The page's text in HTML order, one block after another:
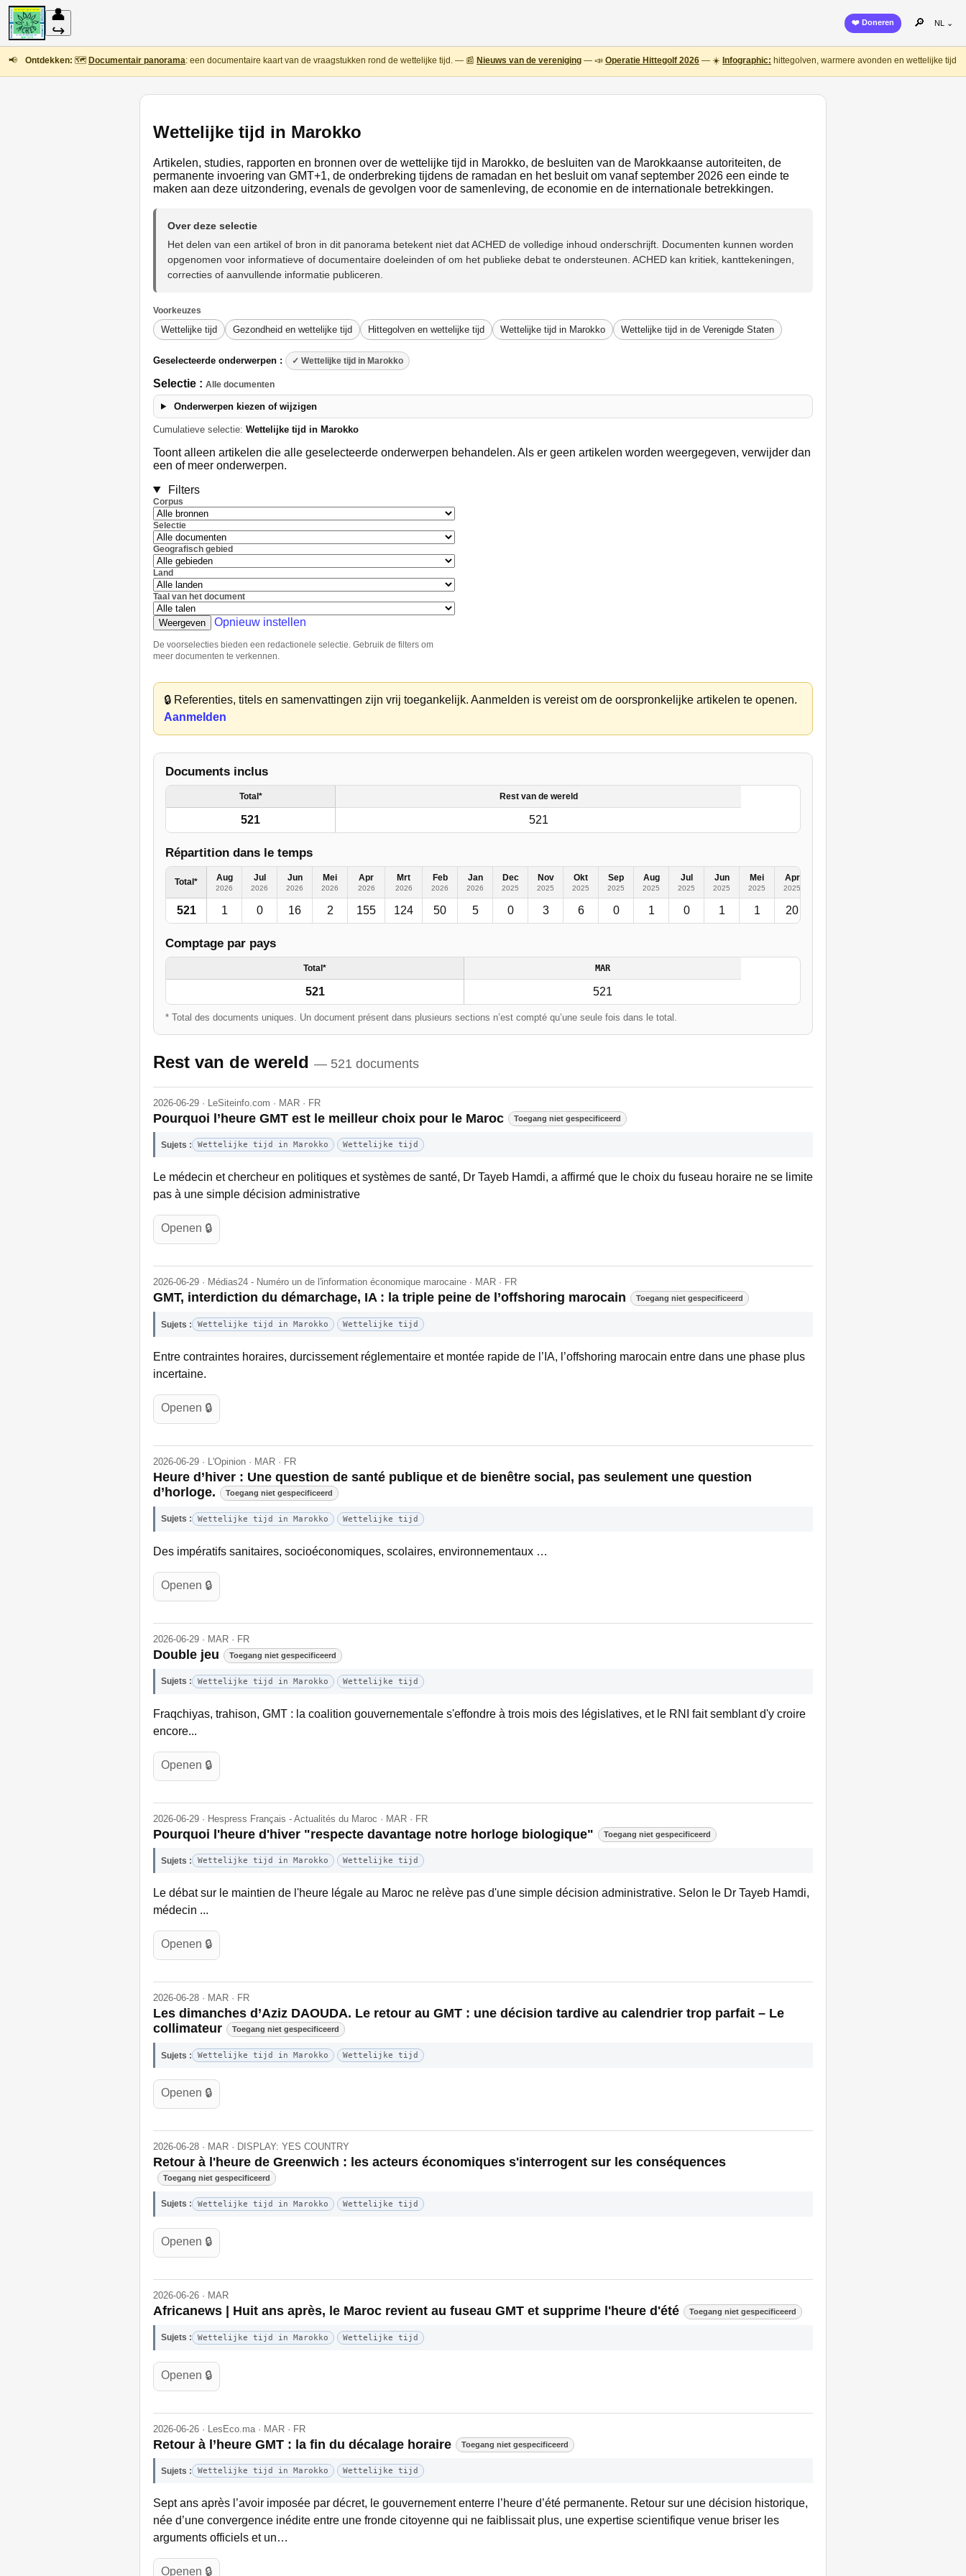
👤
↪
❤️ Doneren 🔎 NL ⌄
📢 Ontdekken: 🗺️ Documentair panorama: een documentaire kaart van de vraagstukken rond de wettelijke tijd. — 📰 Nieuws van de vereniging — 📣 Operatie Hittegolf 2026 — ☀️ Infographic: hittegolven, warmere avonden en wettelijke tijd
Wettelijke tijd in Marokko
Artikelen, studies, rapporten en bronnen over de wettelijke tijd in Marokko, de besluiten van de Marokkaanse autoriteiten, de
permanente invoering van GMT+1, de onderbreking tijdens de ramadan en het besluit om vanaf september 2026 een einde te
maken aan deze uitzondering, evenals de gevolgen voor de samenleving, de economie en de internationale betrekkingen.
Over deze selectie
Het delen van een artikel of bron in dit panorama betekent niet dat ACHED de volledige inhoud onderschrijft. Documenten kunnen worden
opgenomen voor informatieve of documentaire doeleinden of om het publieke debat te ondersteunen. ACHED kan kritiek, kanttekeningen,
correcties of aanvullende informatie publiceren.
Voorkeuzes
Wettelijke tijd Gezondheid en wettelijke tijd Hittegolven en wettelijke tijd Wettelijke tijd in Marokko Wettelijke tijd in de Verenigde Staten
Geselecteerde onderwerpen : ✓ Wettelijke tijd in Marokko
Selectie : Alle documenten
Onderwerpen kiezen of wijzigen
Cumulatieve selectie: Wettelijke tijd in Marokko
Toont alleen artikelen die alle geselecteerde onderwerpen behandelen. Als er geen artikelen worden weergegeven, verwijder dan
een of meer onderwerpen.
Filters
Corpus
Selectie
Geografisch gebied
Land
Taal van het document
Weergeven Opnieuw instellen
De voorselecties bieden een redactionele selectie. Gebruik de filters om
meer documenten te verkennen.
🔒 Referenties, titels en samenvattingen zijn vrij toegankelijk. Aanmelden is vereist om de oorspronkelijke artikelen te openen.
Aanmelden
Documents inclus
Total* Rest van de wereld
521 521
Répartition dans le temps
Total* Aug
2026
Jul
2026
Jun
2026
Mei
2026
Apr
2026
Mrt
2026
Feb
2026
Jan
2026
Dec
2025
Nov
2025
Okt
2025
Sep
2025
Aug
2025
Jul
2025
Jun
2025
Mei
2025
Apr
2025
521 1 0 16 2 155 124 50 5 0 3 6 0 1 0 1 1 20
Comptage par pays
Total* MAR
521 521
* Total des documents uniques. Un document présent dans plusieurs sections n’est compté qu’une seule fois dans le total.
Rest van de wereld — 521 documents
2026-06-29 · LeSiteinfo.com · MAR · FR
Pourquoi l’heure GMT est le meilleur choix pour le Maroc Toegang niet gespecificeerd
Sujets : Wettelijke tijd in Marokko Wettelijke tijd
Le médecin et chercheur en politiques et systèmes de santé, Dr Tayeb Hamdi, a affirmé que le choix du fuseau horaire ne se limite
pas à une simple décision administrative
Openen 🔒
2026-06-29 · Médias24 - Numéro un de l'information économique marocaine · MAR · FR
GMT, interdiction du démarchage, IA : la triple peine de l’offshoring marocain Toegang niet gespecificeerd
Sujets : Wettelijke tijd in Marokko Wettelijke tijd
Entre contraintes horaires, durcissement réglementaire et montée rapide de l’IA, l’offshoring marocain entre dans une phase plus
incertaine.
Openen 🔒
2026-06-29 · L'Opinion · MAR · FR
Heure d’hiver : Une question de santé publique et de bienêtre social, pas seulement une question
d’horloge.
Toegang niet gespecificeerd
Sujets : Wettelijke tijd in Marokko Wettelijke tijd
Des impératifs sanitaires, socioéconomiques, scolaires, environnementaux …
Openen 🔒
2026-06-29 · MAR · FR
Double jeu Toegang niet gespecificeerd
Sujets : Wettelijke tijd in Marokko Wettelijke tijd
Fraqchiyas, trahison, GMT : la coalition gouvernementale s'effondre à trois mois des législatives, et le RNI fait semblant d'y croire
encore...
Openen 🔒
2026-06-29 · Hespress Français - Actualités du Maroc · MAR · FR
Pourquoi l'heure d'hiver "respecte davantage notre horloge biologique" Toegang niet gespecificeerd
Sujets : Wettelijke tijd in Marokko Wettelijke tijd
Le débat sur le maintien de l'heure légale au Maroc ne relève pas d'une simple décision administrative. Selon le Dr Tayeb Hamdi,
médecin ...
Openen 🔒
2026-06-28 · MAR · FR
Les dimanches d’Aziz DAOUDA. Le retour au GMT : une décision tardive au calendrier trop parfait – Le
collimateur
Toegang niet gespecificeerd
Sujets : Wettelijke tijd in Marokko Wettelijke tijd
Openen 🔒
2026-06-28 · MAR · DISPLAY: YES COUNTRY
Retour à l'heure de Greenwich : les acteurs économiques s'interrogent sur les conséquences
Toegang niet gespecificeerd
Sujets : Wettelijke tijd in Marokko Wettelijke tijd
Openen 🔒
2026-06-26 · MAR
Africanews | Huit ans après, le Maroc revient au fuseau GMT et supprime l'heure d'été Toegang niet gespecificeerd
Sujets : Wettelijke tijd in Marokko Wettelijke tijd
Openen 🔒
2026-06-26 · LesEco.ma · MAR · FR
Retour à l’heure GMT : la fin du décalage horaire Toegang niet gespecificeerd
Sujets : Wettelijke tijd in Marokko Wettelijke tijd
Sept ans après l’avoir imposée par décret, le gouvernement enterre l’heure d’été permanente. Retour sur une décision historique,
née d’une convergence inédite entre une fronde citoyenne qui ne faiblissait plus, une expertise scientifique venue briser les
arguments officiels et un…
Openen 🔒